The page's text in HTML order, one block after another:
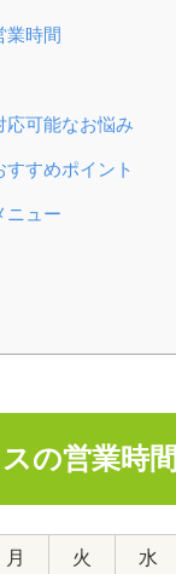
業時間
可能なお悩み
すめポイント
ニュー
の営業時間
月 火 水